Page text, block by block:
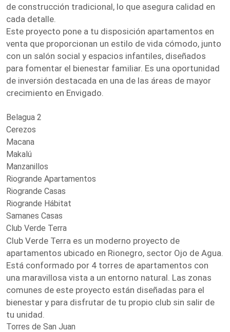
de construcción tradicional, lo que asegura calidad en
cada detalle.
Este proyecto pone a tu disposición apartamentos en
venta que proporcionan un estilo de vida cómodo, junto
con un salón social y espacios infantiles, diseñados
para fomentar el bienestar familiar. Es una oportunidad
de inversión destacada en una de las áreas de mayor
crecimiento en Envigado.
Belagua 2
Cerezos
Macana
Makalú
Manzanillos
Riogrande Apartamentos
Riogrande Casas
Riogrande Hábitat
Samanes Casas
Club Verde Terra
Club Verde Terra es un moderno proyecto de
apartamentos ubicado en Rionegro, sector Ojo de Agua.
Está conformado por 4 torres de apartamentos con
una maravillosa vista a un entorno natural. Las zonas
comunes de este proyecto están diseñadas para el
bienestar y para disfrutar de tu propio club sin salir de
tu unidad.
Torres de San Juan